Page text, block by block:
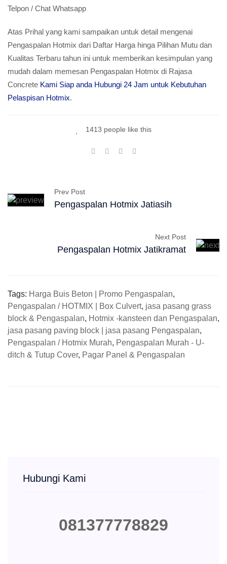
Telpon / Chat Whatsapp
Atas Prihal yang kami sampaikan untuk detail mengenai
Pengaspalan Hotmix dari Daftar Harga hinga Pilihan Mutu dan
Kualitas Terbaru tahun ini untuk memberikan kesimpulan yang
mudah dalam memesan Pengaspalan Hotmix di Rajasa
Concrete Kami Siap anda Hubungi 24 Jam untuk Kebutuhan
Pelaspisan Hotmix.
1413 people like this
Prev Post
Pengaspalan Hotmix Jatiasih
Next Post
Pengaspalan Hotmix Jatikramat
Tags: Harga Buis Beton | Promo Pengaspalan,
Pengaspalan / HOTMIX | Box Culvert, jasa pasang grass
block & Pengaspalan, Hotmix -kansteen dan Pengaspalan,
jasa pasang paving block | jasa pasang Pengaspalan,
Pengaspalan / Hotmix Murah, Pengaspalan Murah - U-
ditch & Tutup Cover, Pagar Panel & Pengaspalan
Hubungi Kami
081377778829